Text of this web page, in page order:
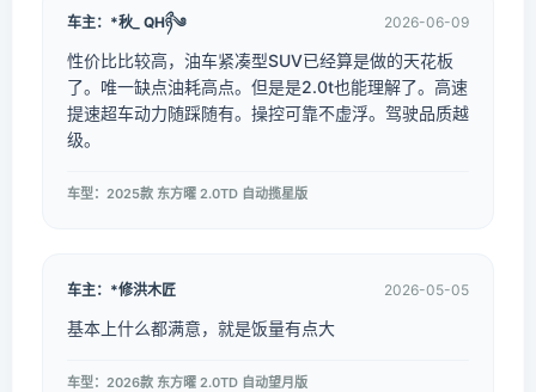
车主：*秋_ QHཉྀ༄ 2026-06-09
性价比比较高，油车紧凑型SUV已经算是做的天花板
了。唯一缺点油耗高点。但是是2.0t也能理解了。高速
提速超车动力随踩随有。操控可靠不虚浮。驾驶品质越
级。
车型：2025款 东方曜 2.0TD 自动揽星版
车主：*修洪木匠 2026-05-05
基本上什么都满意，就是饭量有点大
车型：2026款 东方曜 2.0TD 自动望月版